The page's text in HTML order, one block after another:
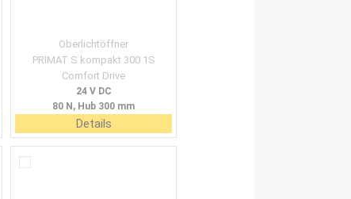
Oberlichtöffner
PRIMAT S kompakt 300 1S
Comfort Drive
24 V DC
80 N, Hub 300 mm
Details